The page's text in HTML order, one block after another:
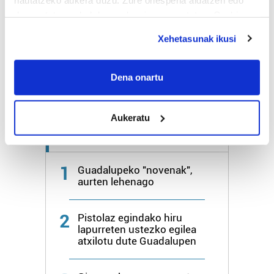
If you allow, we would also like to:
Collect information about your geographical
meters
Identify your device by actively scanning it for
specific characteristics (fingerprinting)
Find out more about how your personal data is processed
and set your preferences in thedetails section
teknologia erabiliz, cookieak adibidez, iragarki eta eduki
pertsonalizatuak eskaintzeko, iragarkiak eta edukia
Xehetasunak ikusi
Dena onartu
Aukeratu
Azken 7 egunetako irakurrienak
1
Guadalupeko "novenak",
aurten lehenago
2
Pistolaz egindako hiru
lapurreten ustezko egilea
atxilotu dute Guadalupen